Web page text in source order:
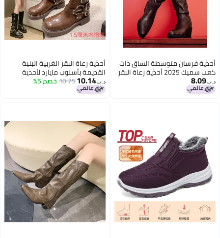
3
أحذية فرسان متوسطة الساق ذات
كعب سميك 2025 أحذية رعاة البقر
الغربية بتصميم نحيف
د.ب‏8.09
2
أحذية رعاة البقر الغربية البنية
القديمة بأسلوب مايارد لأحذية
النساء الفارسية
د.ب‏10.14
10.75خصم 5%